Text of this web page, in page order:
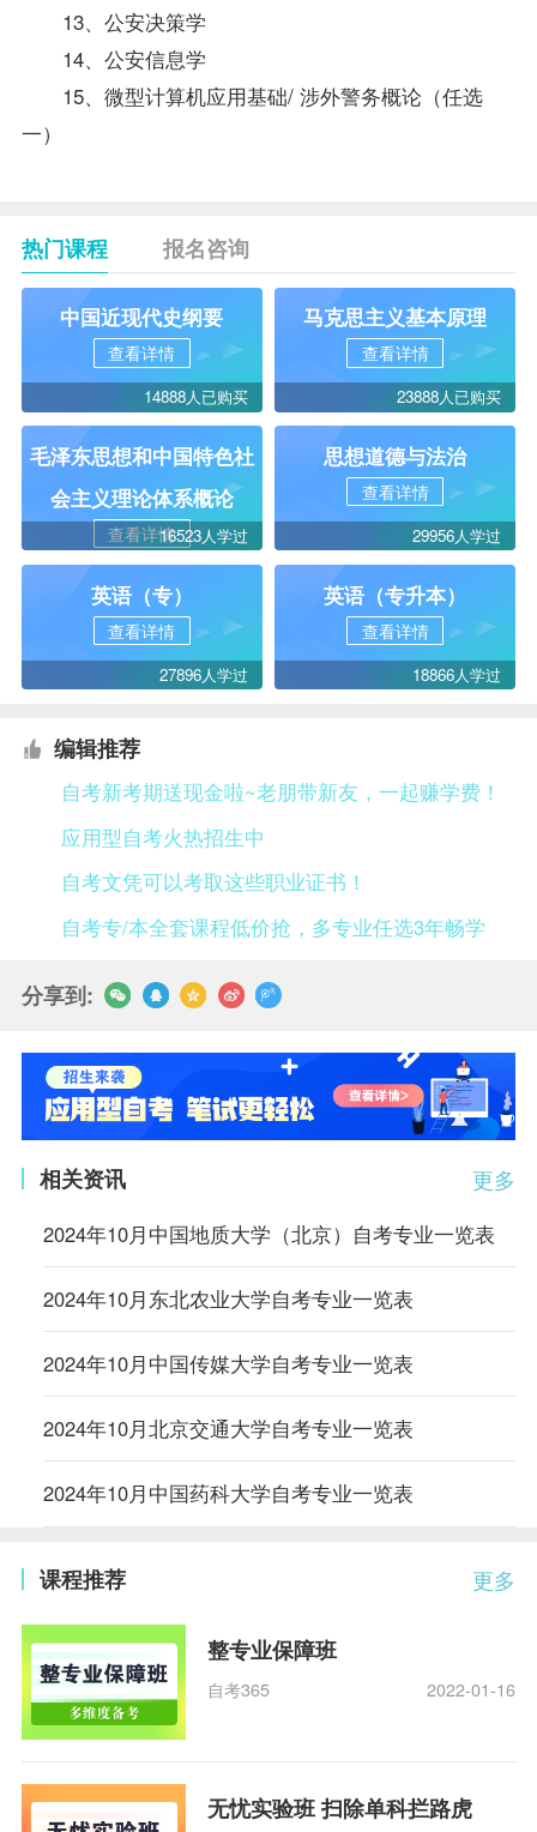
13、公安决策学
14、公安信息学
15、微型计算机应用基础/ 涉外警务概论（任选
一）
热门课程 报名咨询
中国近现代史纲要
查看详情
14888人已购买
马克思主义基本原理
查看详情
23888人已购买
毛泽东思想和中国特色社
会主义理论体系概论
查看详情16523人学过
思想道德与法治
查看详情
29956人学过
英语（专）
查看详情
27896人学过
英语（专升本）
查看详情
18866人学过
编辑推荐
自考新考期送现金啦~老朋带新友，一起赚学费！
应用型自考火热招生中
自考文凭可以考取这些职业证书！
自考专/本全套课程低价抢，多专业任选3年畅学
分享到:
更多
相关资讯
2024年10月中国地质大学（北京）自考专业一览表
2024年10月东北农业大学自考专业一览表
2024年10月中国传媒大学自考专业一览表
2024年10月北京交通大学自考专业一览表
2024年10月中国药科大学自考专业一览表
更多
课程推荐
整专业保障班
自考365 2022-01-16
无忧实验班 扫除单科拦路虎